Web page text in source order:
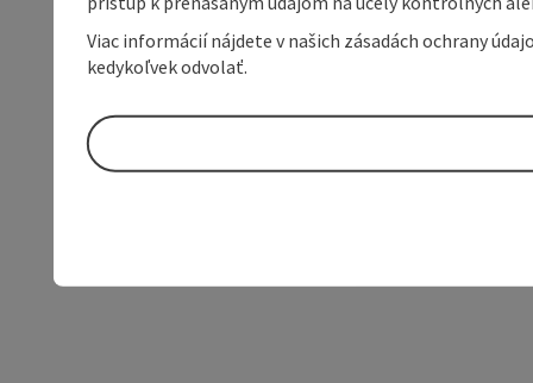
Viac informácií nájdete v našich zásadách ochrany
kedykoľvek odvolať.